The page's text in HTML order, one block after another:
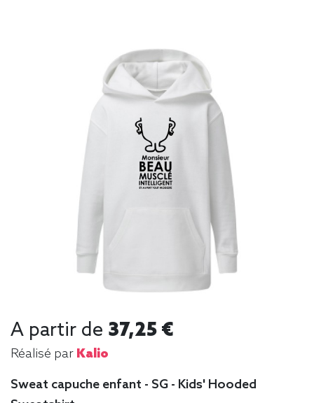
A partir de 37,25 €
Réalisé par Kalio
Sweat capuche enfant - SG - Kids' Hooded